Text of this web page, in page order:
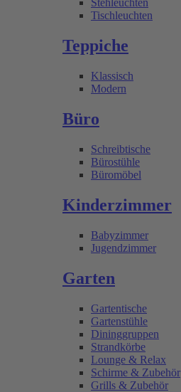
Stehleuchten
Tischleuchten
Teppiche
Klassisch
Modern
Büro
Schreibtische
Bürostühle
Büromöbel
Kinderzimmer
Babyzimmer
Jugendzimmer
Garten
Gartentische
Gartenstühle
Dininggruppen
Strandkörbe
Lounge & Relax
Schirme & Zubehör
Grills & Zubehör